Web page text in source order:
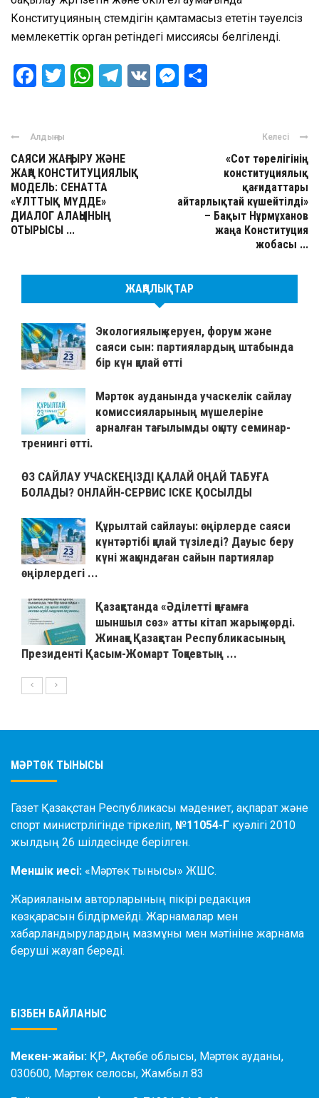
Конституцияның үстемдігін қамтамасыз ететін тәуелсіз
мемлекеттік орган ретіндегі миссиясы белгіленді.
Facebook
Twitter
WhatsApp
Telegram
VK Messenger
Алдыңғы
САЯСИ ЖАҢҒЫРУ ЖӘНЕ
ЖАҢА КОНСТИТУЦИЯЛЫҚ
МОДЕЛЬ: СЕНАТТА
«ҰЛТТЫҚ МҮДДЕ»
ДИАЛОГ АЛАҢЫНЫҢ
ОТЫРЫСЫ ...
Келесі
«Сот төрелігінің
конституциялық
қағидаттары
айтарлықтай күшейтілді»
– Бақыт Нұрмұханов
жаңа Конституция
жобасы ...
ЖАҢАЛЫҚТАР
Экологиялық керуен, форум және
саяси сын: партиялардың штабында
бір күн қалай өтті
Мәртөк ауданында учаскелік сайлау
комиссияларының мүшелеріне
арналған тағылымды оқыту семинар-
тренингі өтті.
ӨЗ САЙЛАУ УЧАСКЕҢІЗДІ ҚАЛАЙ ОҢАЙ ТАБУҒА
БОЛАДЫ? ОНЛАЙН-СЕРВИС ІСКЕ ҚОСЫЛДЫ
Құрылтай сайлауы: өңірлерде саяси
күнтәртібі қалай түзіледі? Дауыс беру
күні жақындаған сайын партиялар
өңірлердегі ...
Қазақстанда «Әділетті қоғамға
шыншыл сөз» атты кітап жарық көрді.
Жинаққа Қазақстан Республикасының
Президенті Қасым-Жомарт Тоқаевтың ...
МӘРТӨК ТЫНЫСЫ
Газет Қазақстан Республикасы мәдениет, ақпарат және
спорт министрлігінде тіркеліп, №11054-Г куәлігі 2010
жылдың 26 шілдесінде берілген.
Меншік иесі: «Мәртөк тынысы» ЖШС.
Жарияланым авторларының пікірі редакция
көзқарасын білдірмейді. Жарнамалар мен
хабарландырулардың мазмұны мен мәтініне жарнама
беруші жауап береді.
БІЗБЕН БАЙЛАНЫС
Мекен-жайы: ҚР, Ақтөбе облысы, Мәртөк ауданы,
030600, Мәртөк селосы, Жамбыл 83